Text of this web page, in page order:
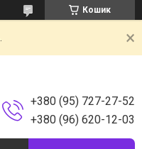
Кошик
+380 (95) 727-27-52
+380 (96) 620-12-03